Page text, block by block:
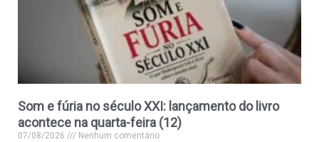
Som e fúria no século XXI: lançamento do livro
acontece na quarta-feira (12)
07/08/2026 Nenhum comentário